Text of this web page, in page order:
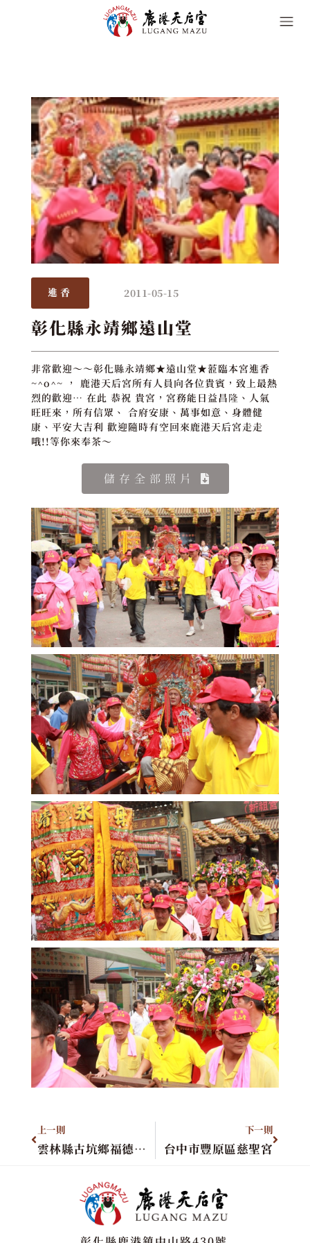
進香 2011-05-15
彰化縣永靖鄉遠山堂
非常歡迎～～彰化縣永靖鄉★遠山堂★蒞臨本宮進香
~^o^~ ， 鹿港天后宮所有人員向各位貴賓，致上最熱
烈的歡迎… 在此 恭祝 貴宮，宮務能日益昌隆、人氣
旺旺來，所有信眾、 合府安康、萬事如意、身體健
康、平安大吉利 歡迎隨時有空回來鹿港天后宮走走
哦!!等你來奉茶～
儲存全部照片
上一則
雲林縣古坑鄉福德夫人會
下一則
台中市豐原區慈聖宮